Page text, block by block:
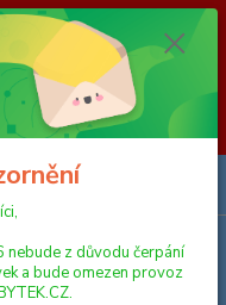
do 23. 8. 2026 nebude z
objednávek a bude omezen
Objednávky přijaté, nebo
v pátek 7. 8. 2026.
7. 8. 2026 do neděle 23. 8.
24. 8. 2026. Děkujeme za
Menu
z důvodu čerpání
a bude omezen provoz